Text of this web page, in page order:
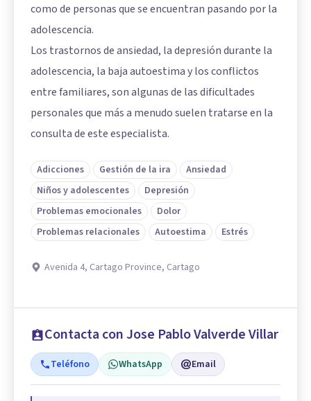
como de personas que se encuentran pasando por la
adolescencia.
Los trastornos de ansiedad, la depresión durante la
adolescencia, la baja autoestima y los conflictos
entre familiares, son algunas de las dificultades
personales que más a menudo suelen tratarse en la
consulta de este especialista.
Adicciones Gestión de la ira
Ansiedad
Niños y adolescentes
Depresión
Problemas emocionales
Dolor
Problemas relacionales
Autoestima Estrés
Avenida 4, Cartago Province, Cartago
Contacta con Jose Pablo Valverde Villar
Teléfono WhatsApp Email